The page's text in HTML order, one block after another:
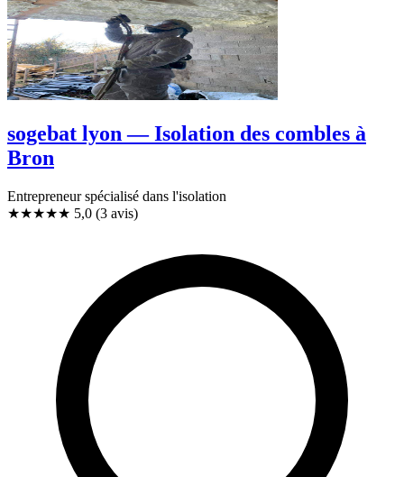
sogebat lyon — Isolation des combles à
Bron
Entrepreneur spécialisé dans l'isolation
★★★★★ 5,0 (3 avis)